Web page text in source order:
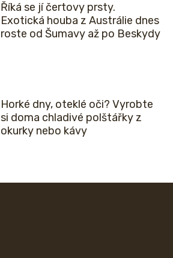
Říká se jí čertovy prsty.
Exotická houba z Austrálie dnes
roste od Šumavy až po Beskydy
Horké dny, oteklé oči? Vyrobte
si doma chladivé polštářky z
okurky nebo kávy